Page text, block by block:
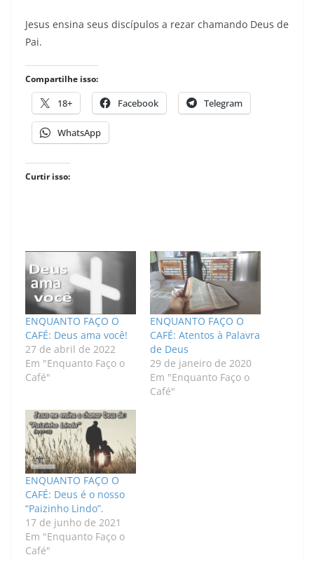
Jesus ensina seus discípulos a rezar chamando Deus de
Pai.
Compartilhe isso:
18+ Facebook Telegram
WhatsApp
Curtir isso:
ENQUANTO FAÇO O
CAFÉ: Deus ama você!
27 de abril de 2022
Em "Enquanto Faço o
Café"
ENQUANTO FAÇO O
CAFÉ: Atentos à Palavra
de Deus
29 de janeiro de 2020
Em "Enquanto Faço o
Café"
ENQUANTO FAÇO O
CAFÉ: Deus é o nosso
“Paizinho Lindo”.
17 de junho de 2021
Em "Enquanto Faço o
Café"